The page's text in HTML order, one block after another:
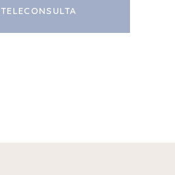
TELECONSULTA